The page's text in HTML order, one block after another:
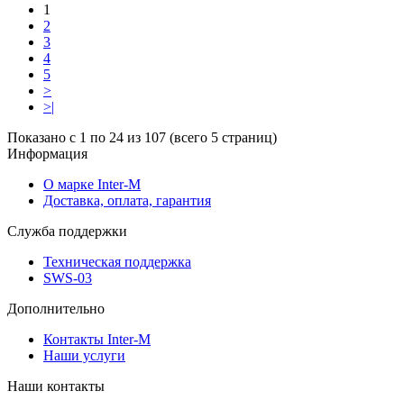
1
2
3
4
5
>
>|
Показано с 1 по 24 из 107 (всего 5 страниц)
Информация
О марке Inter-M
Доставка, оплата, гарантия
Служба поддержки
Техническая поддержка
SWS-03
Дополнительно
Контакты Inter-M
Наши услуги
Наши контакты